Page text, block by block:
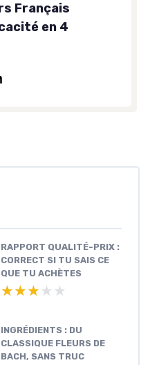
Français
en 4
RAPPORT QUALITÉ-PRIX :
CORRECT SI TU SAIS CE
QUE TU ACHÈTES
★★★★★
★★★★★
INGRÉDIENTS : DU
CLASSIQUE FLEURS DE
BACH, SANS TRUC